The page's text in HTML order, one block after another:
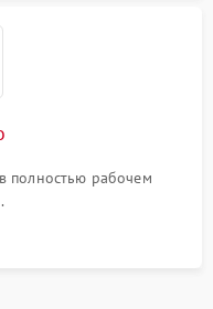
полностью рабочем